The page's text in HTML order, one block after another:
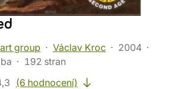
group Václav Kroc
2004
192 stran
(6 hodnocení)